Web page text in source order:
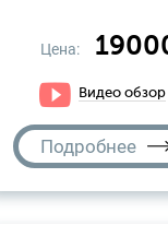
Цена:
Видео обзор
Подробнее